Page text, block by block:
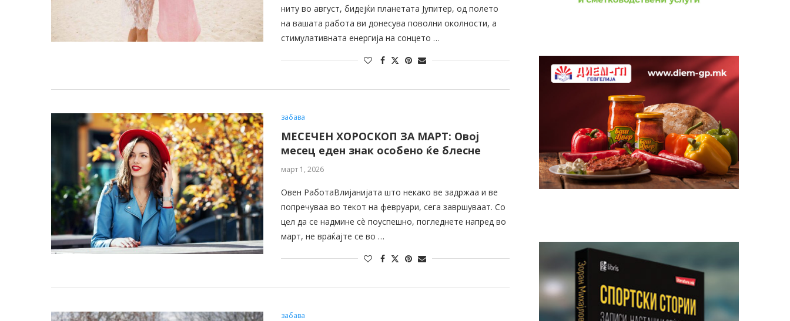
ниту во август, бидејќи планетата Јупитер, од полето
на вашата работа ви донесува поволни околности, а
стимулативната енергија на сонцето …
забава
МЕСЕЧЕН ХОРОСКОП ЗА МАРТ: Овој
месец еден знак особено ќе блесне
март 1, 2026
Овен РаботаВлијанијата што некако ве задржаа и ве
попречуваа во текот на февруари, сега завршуваат. Со
цел да се надмине сè поуспешно, погледнете напред во
март, не враќајте се во …
забава